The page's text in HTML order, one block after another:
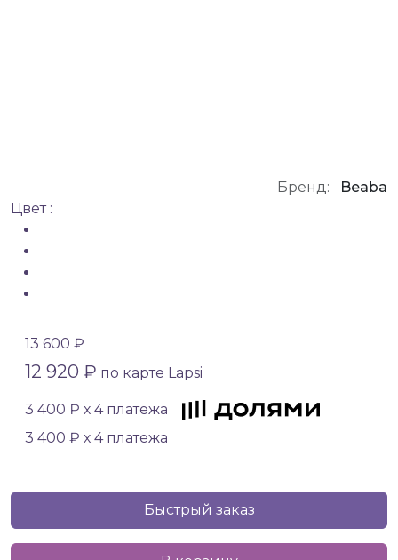
Бренд:
Beaba
Цвет :
13 600 ₽
12 920 ₽ по карте Lapsi
3 400 ₽ х 4 платежа
3 400 ₽ х 4 платежа
Быстрый заказ